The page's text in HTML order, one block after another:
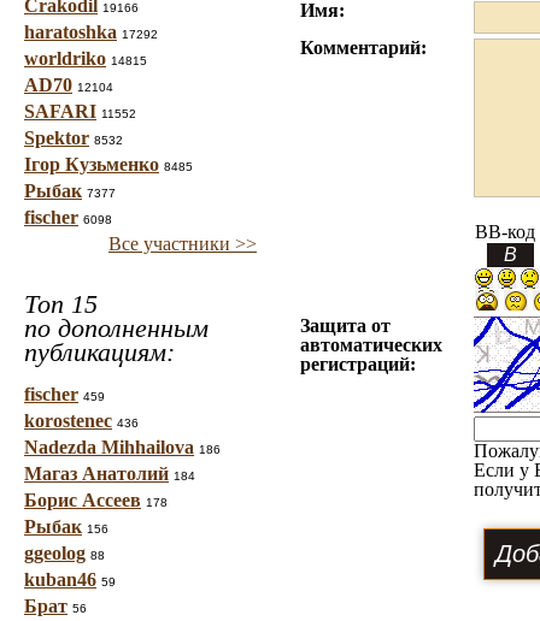
Crakodil 19166
haratoshka 17292
worldriko 14815
AD70 12104
SAFARI 11552
Spektor 8532
Ігор Кузьменко 8485
Рыбак 7377
fischer 6098
Все участники >>
Топ 15
по дополненным
публикациям:
fischer 459
korostenec 436
Nadezda Mihhailova 186
Магаз Анатолий 184
Борис Ассеев 178
Рыбак 156
ggeolog 88
kuban46 59
Брат 56
Имя:
Комментарий:
BB-код
Защита от
автоматических
регистраций:
Если у